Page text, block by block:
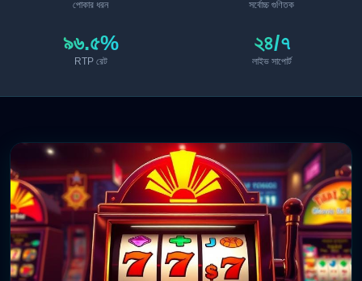
পোকার ধরন সর্বোচ্চ গুণিতক
৯৬.৫%
RTP রেট
২৪/৭
লাইভ সাপোর্ট